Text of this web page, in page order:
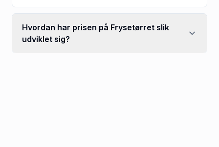
Hvordan har prisen på Frysetørret slik
udviklet sig?